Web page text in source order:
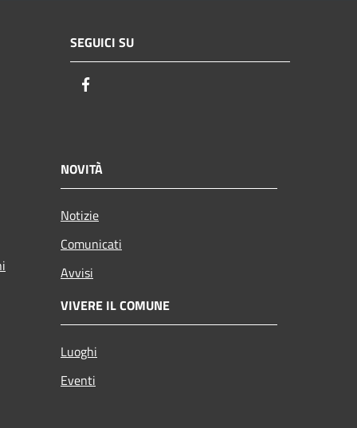
SEGUICI SU
NOVITÀ
Notizie
Comunicati
Avvisi
VIVERE IL COMUNE
Luoghi
Eventi